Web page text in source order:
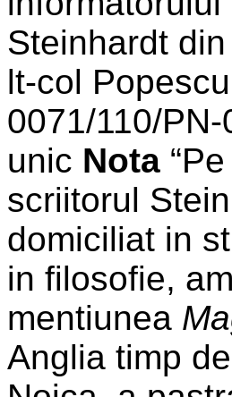
Steinhardt
lt-col
0071/110/
unic Nota
scriitorul
domiciliat in
in filosofie,
mentiunea
Anglia timp